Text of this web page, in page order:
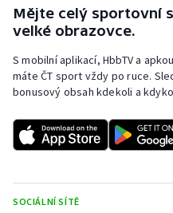
Mějte celý sportovní
velké obrazovce.
S mobilní aplikací, HbbTV a
máte ČT sport vždy po ruce.
bonusový obsah kdekoli a
SOCIÁLNÍ SÍTĚ